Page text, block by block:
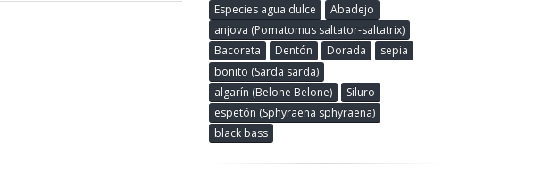
Especies agua dulce
Abadejo
anjova (Pomatomus saltator-saltatrix)
Bacoreta
Dentón Dorada
sepia
bonito (Sarda sarda)
algarín (Belone Belone)
Siluro
espetón (Sphyraena sphyraena)
black bass